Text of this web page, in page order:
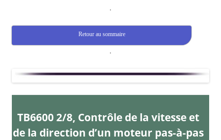
.
Retour au sommaire
.
TB6600 2/8, Contrôle de la vitesse et
de la direction d’un moteur pas-à-pas